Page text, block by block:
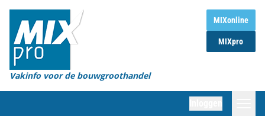
MIXonline
MIXpro
Vakinfo voor de bouwgroothandel
Home
Magazines
Organisaties